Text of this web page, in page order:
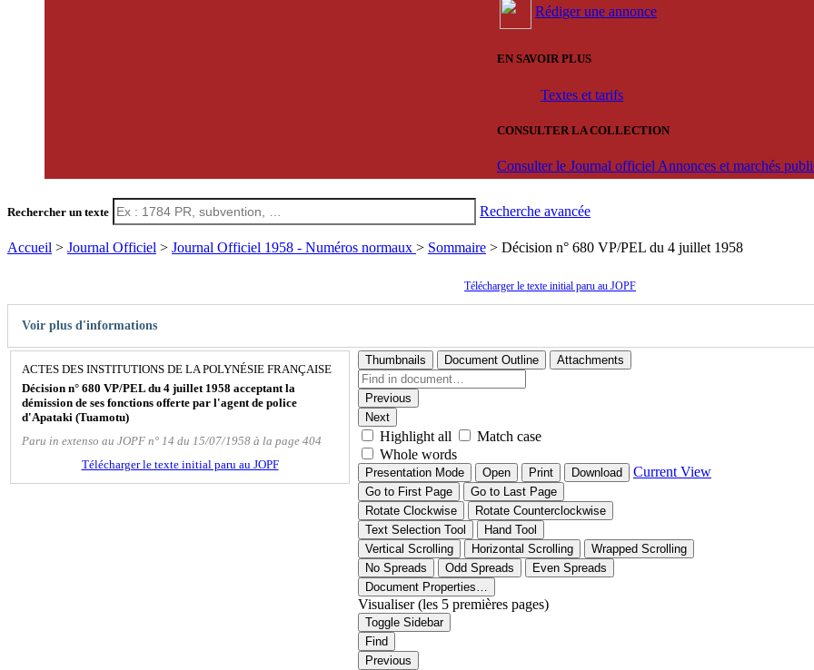
Rédiger une annonce
EN SAVOIR PLUS
Textes et tarifs
CONSULTER LA COLLECTION
Consulter le Journal officiel Annonces et marchés
Rechercher un texte Recherche avancée
Accueil > Journal Officiel > Journal Officiel 1958 - Numéros normaux > Sommaire > Décision n° 680 VP/PEL du 4 juillet 1958
Télécharger le texte initial paru au JOPF
Voir plus d'informations
ACTES DES INSTITUTIONS DE LA POLYNÉSIE FRANÇAISE
Décision n° 680 VP/PEL du 4 juillet 1958 acceptant la
démission de ses fonctions offerte par l'agent de police
d'Apataki (Tuamotu)
Paru in extenso au JOPF n° 14 du 15/07/1958 à la page 404
Télécharger le texte initial paru au JOPF
Thumbnails Document Outline Attachments
Previous
Next
Highlight all
Match case
Whole words
Presentation Mode Open Print Download Current View
Go to First Page
Go to Last Page
Rotate Clockwise
Rotate Counterclockwise
Text Selection Tool
Hand Tool
Vertical Scrolling
Horizontal Scrolling
Wrapped Scrolling
No Spreads
Odd Spreads
Even Spreads
Document Properties…
Visualiser (les 5 premières pages)
Toggle Sidebar
Find
Previous